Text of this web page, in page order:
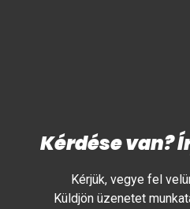
Kérdése van?
Kérjük, vegye fel
Küldjön üzenetet